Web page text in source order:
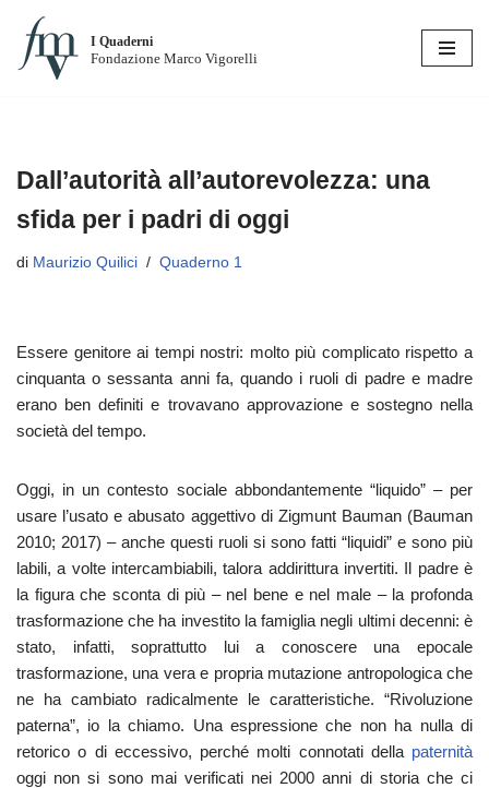
Vai
I Quaderni
Fondazione Marco Vigorelli
Dall’autorità all’autorevolezza: una
sfida per i padri di oggi
di Maurizio Quilici Quaderno 1
Essere genitore ai tempi nostri: molto più complicato rispetto a
cinquanta o sessanta anni fa, quando i ruoli di padre e madre
erano ben definiti e trovavano approvazione e sostegno nella
società del tempo.
Oggi, in un contesto sociale abbondantemente “liquido” – per
usare l’usato e abusato aggettivo di Zigmunt Bauman (Bauman
2010; 2017) – anche questi ruoli si sono fatti “liquidi” e sono più
labili, a volte intercambiabili, talora addirittura invertiti. Il padre è
la figura che sconta di più – nel bene e nel male – la profonda
trasformazione che ha investito la famiglia negli ultimi decenni: è
stato, infatti, soprattutto lui a conoscere una epocale
trasformazione, una vera e propria mutazione antropologica che
ne ha cambiato radicalmente le caratteristiche. “Rivoluzione
paterna”, io la chiamo. Una espressione che non ha nulla di
retorico o di eccessivo, perché molti connotati della paternità
oggi non si sono mai verificati nei 2000 anni di storia che ci